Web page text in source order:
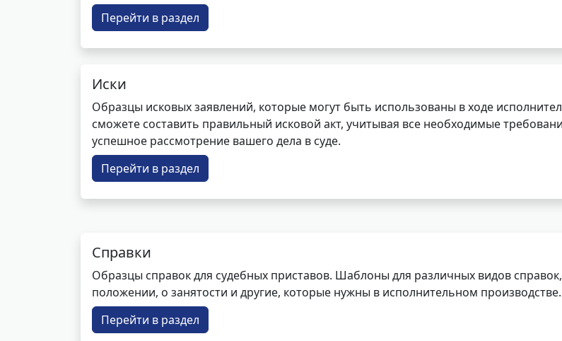
Перейти в раздел
Иски
Образцы исковых заявлений, которые могут быть использованы в ходе
сможете составить правильный исковой акт, учитывая все необходимые
успешное рассмотрение вашего дела в суде.
Перейти в раздел
Справки
Образцы справок для судебных приставов. Шаблоны для различных видов
положении, о занятости и другие, которые нужны в исполнительном производстве.
Перейти в раздел